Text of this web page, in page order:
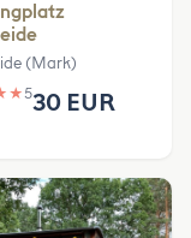
(Mark)
★530 EUR